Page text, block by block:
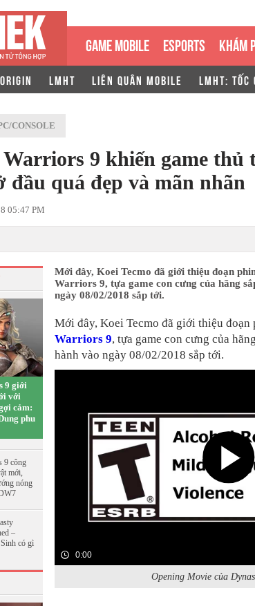
GAME MOBILE ESPORTS KHÁM
LMHT LIÊN QUÂN MOBILE LMHT: TỐC
CONSOLE
9 khiến game thủ
đầu quá đẹp và mãn nhãn
05:47 PM
9 giới
với
cảm:
phu
9 công
mới,
nóng
–
có gì
Mới đây, Koei Tecmo đã giới thiệu đoạn
Warriors 9, tựa game con cưng của hãng
ngày 08/02/2018 sắp tới.
Mới đây, Koei Tecmo đã giới thiệu đoạn
Warriors 9, tựa game con cưng của
hành vào ngày 08/02/2018 sắp tới.
0:00
Opening Movie của